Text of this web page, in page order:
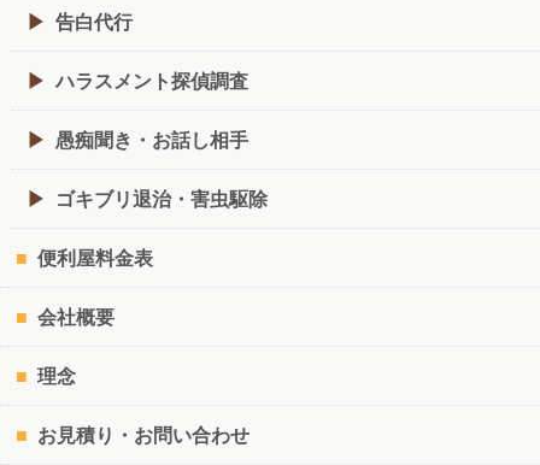
告白代行
ハラスメント探偵調査
愚痴聞き・お話し相手
ゴキブリ退治・害虫駆除
便利屋料金表
会社概要
理念
お見積り・お問い合わせ